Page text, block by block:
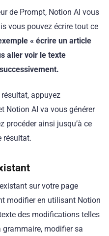
de Prompt, Notion AI vous
vous pouvez écrire tout ce
« écrire un article
aller voir le texte
appuyez
Notion AI va vous générer
procéder ainsi jusqu’à ce
résultat.
sur votre page
modifier en utilisant Notion
des modifications telles
grammaire, modifier sa